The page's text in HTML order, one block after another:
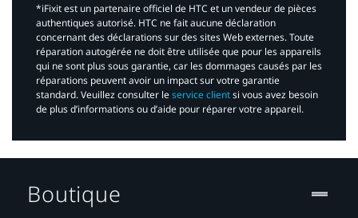
*iFixit est un partenaire officiel de HTC et un vendeur de pièces
authentiques autorisé. HTC ne fait aucune déclaration
concernant des déclarations sur des sites Web externes. Toute
réparation autogérée ne doit être utilisée que pour les appareils
qui ne sont plus sous garantie, car les dommages causés par les
réparations peuvent avoir un impact sur votre garantie
standard. Veuillez consulter leservice clientsi vous avez besoin
de plus d’informations ou d’aide pour réparer votre appareil.​
Boutique